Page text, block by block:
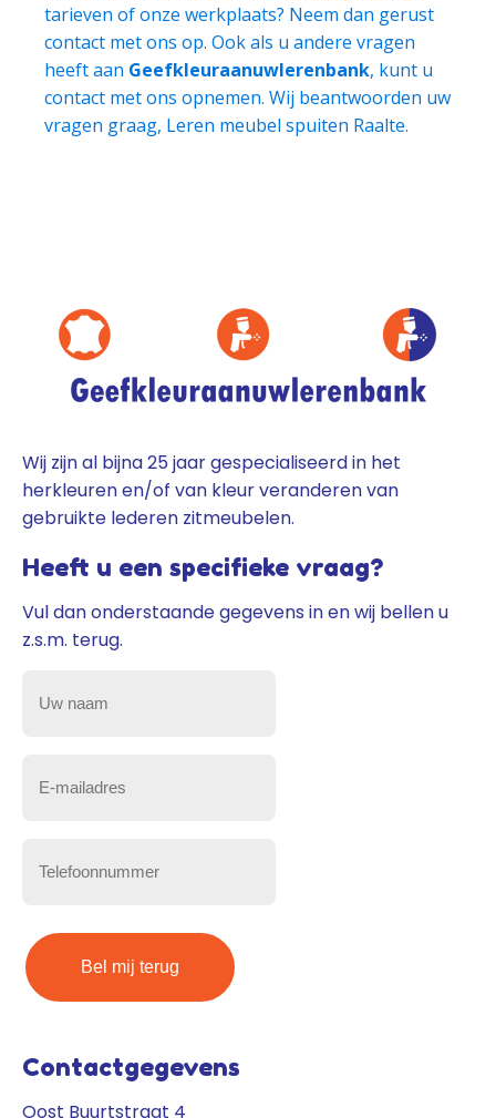
tarieven of onze werkplaats? Neem dan gerust
contact met ons op. Ook als u andere vragen
heeft aan Geefkleuraanuwlerenbank, kunt u
contact met ons opnemen. Wij beantwoorden uw
vragen graag, Leren meubel spuiten Raalte.
Wij zijn al bijna 25 jaar gespecialiseerd in het
herkleuren en/of van kleur veranderen van
gebruikte lederen zitmeubelen.
Heeft u een specifieke vraag?
Vul dan onderstaande gegevens in en wij bellen u
z.s.m. terug.
Uw
Telefoonnummer
Contactgegevens
Oost Buurtstraat 4